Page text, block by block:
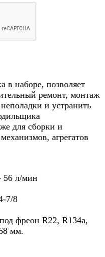
в наборе, позволяет
ремонт, монтаж
и устранить
для сборки и
агрегатов
56 л/мин
7/8
фреон R22, R134a,
мм.